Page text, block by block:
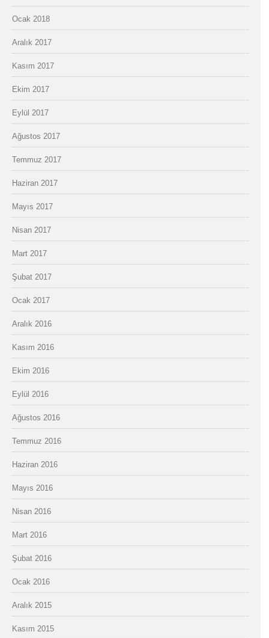
Ocak 2018
Aralık 2017
Kasım 2017
Ekim 2017
Eylül 2017
Ağustos 2017
Temmuz 2017
Haziran 2017
Mayıs 2017
Nisan 2017
Mart 2017
Şubat 2017
Ocak 2017
Aralık 2016
Kasım 2016
Ekim 2016
Eylül 2016
Ağustos 2016
Temmuz 2016
Haziran 2016
Mayıs 2016
Nisan 2016
Mart 2016
Şubat 2016
Ocak 2016
Aralık 2015
Kasım 2015